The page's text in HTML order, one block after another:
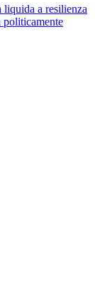
liquida a resilienza